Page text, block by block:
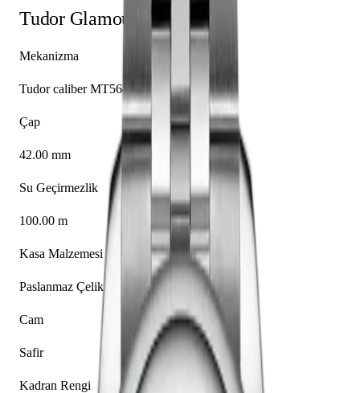
Tudor Glamour 57100-0002
Mekanizma
Tudor caliber MT5641
Çap
42.00 mm
Su Geçirmezlik
100.00 m
Kasa Malzemesi
Paslanmaz Çelik
Cam
Safir
Kadran Rengi